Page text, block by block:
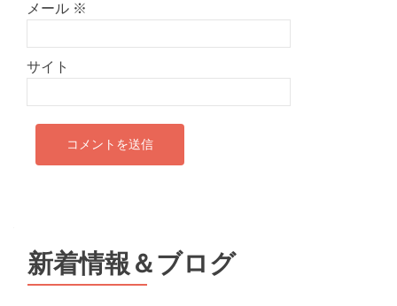
メール ※
サイト
新着情報＆ブログ